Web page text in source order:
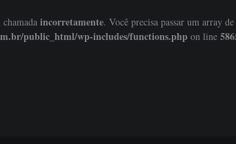
incorretamente. Você precisa passar um array
public_html/wp-includes/functions.php on line